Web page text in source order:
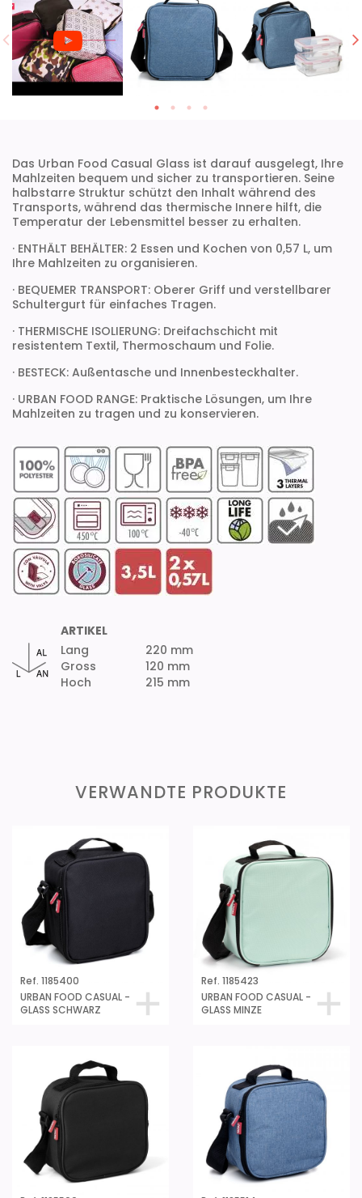
Das Urban Food Casual Glass ist darauf ausgelegt, Ihre
Mahlzeiten bequem und sicher zu transportieren. Seine
halbstarre Struktur schützt den Inhalt während des
Transports, während das thermische Innere hilft, die
Temperatur der Lebensmittel besser zu erhalten.
· ENTHÄLT BEHÄLTER: 2 Essen und Kochen von 0,57 L, um
Ihre Mahlzeiten zu organisieren.
· BEQUEMER TRANSPORT: Oberer Griff und verstellbarer
Schultergurt für einfaches Tragen.
· THERMISCHE ISOLIERUNG: Dreifachschicht mit
resistentem Textil, Thermoschaum und Folie.
· BESTECK: Außentasche und Innenbesteckhalter.
· URBAN FOOD RANGE: Praktische Lösungen, um Ihre
Mahlzeiten zu tragen und zu konservieren.
ARTIKEL
Lang
Gross
Hoch
220 mm
120 mm
215 mm
VERWANDTE PRODUKTE
Ref. 1185400
URBAN FOOD CASUAL -
GLASS SCHWARZ
Ref. 1185423
URBAN FOOD CASUAL -
GLASS MINZE